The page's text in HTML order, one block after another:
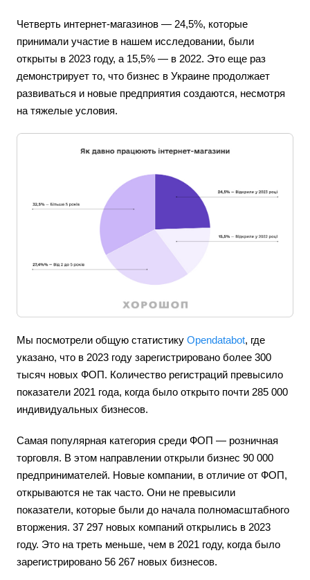
Четверть интернет-магазинов — 24,5%, которые
принимали участие в нашем исследовании, были
открыты в 2023 году, а 15,5% — в 2022. Это еще раз
демонстрирует то, что бизнес в Украине продолжает
развиваться и новые предприятия создаются, несмотря
на тяжелые условия.
Мы посмотрели общую статистику Opendatabot, где
указано, что в 2023 году зарегистрировано более 300
тысяч новых ФОП. Количество регистраций превысило
показатели 2021 года, когда было открыто почти 285 000
индивидуальных бизнесов.
Самая популярная категория среди ФОП — розничная
торговля. В этом направлении открыли бизнес 90 000
предпринимателей. Новые компании, в отличие от ФОП,
открываются не так часто. Они не превысили
показатели, которые были до начала полномасштабного
вторжения. 37 297 новых компаний открылись в 2023
году. Это на треть меньше, чем в 2021 году, когда было
зарегистрировано 56 267 новых бизнесов.